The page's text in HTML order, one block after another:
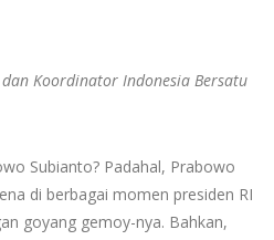
Koordinator Indonesia Bersatu
Subianto? Padahal, Prabowo
di berbagai momen presiden RI
goyang gemoy-nya. Bahkan,